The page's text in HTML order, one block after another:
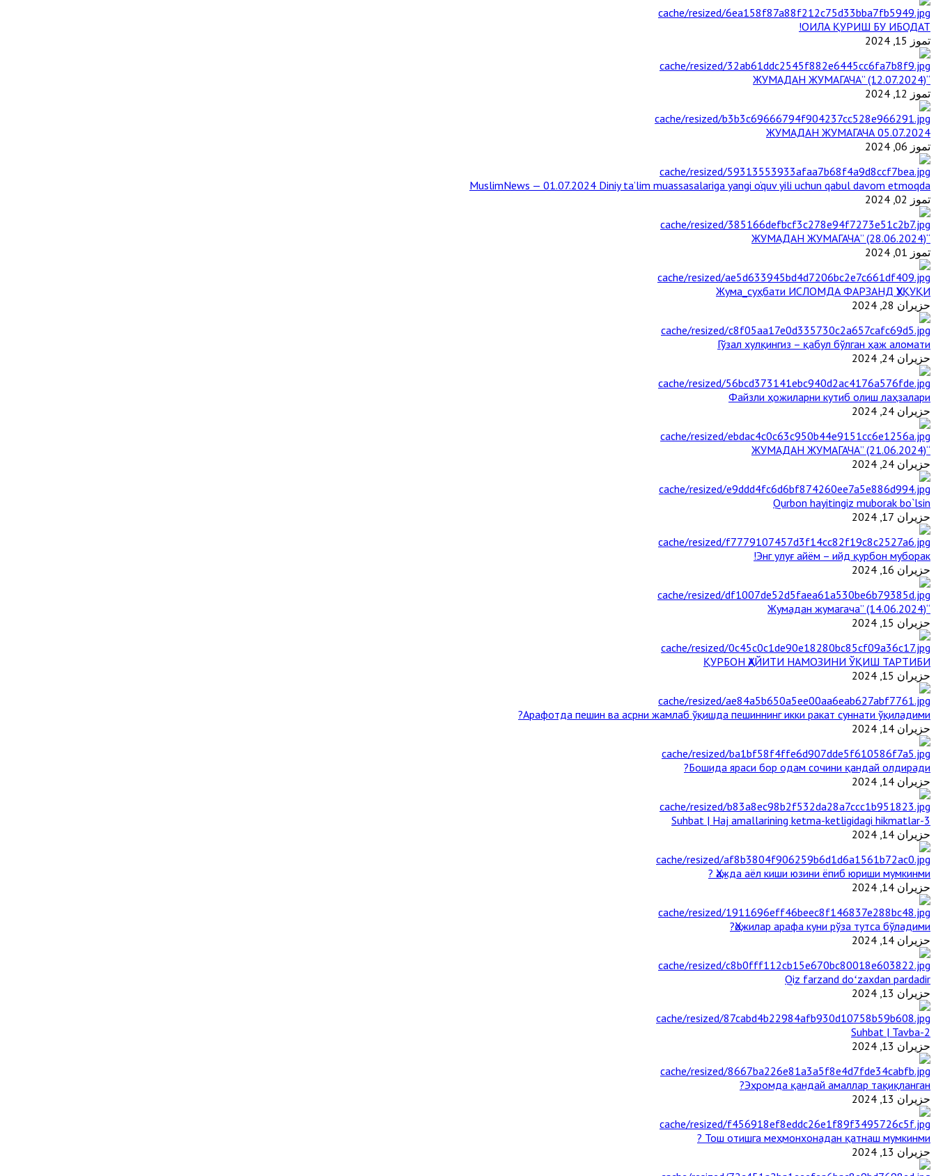
ОИЛА ҚУРИШ БУ ИБОДАТ!
تموز 15, 2024
“ЖУМАДАН ЖУМАГАЧА” (12.07.2024)
تموز 12, 2024
ЖУМАДАН ЖУМАГАЧА 05.07.2024
تموز 06, 2024
MuslimNews — 01.07.2024 Diniy ta’lim muassasalariga yangi o‘quv yili uchun qabul davom etmoqda
تموز 02, 2024
“ЖУМАДАН ЖУМАГАЧА” (28.06.2024)
تموز 01, 2024
Жума_суҳбати ИСЛОМДА ФАРЗАНД ҲУҚУҚИ
حزيران 28, 2024
Гўзал хулқингиз – қабул бўлган ҳаж аломати
حزيران 24, 2024
Файзли ҳожиларни кутиб олиш лаҳзалари
حزيران 24, 2024
“ЖУМАДАН ЖУМАГАЧА” (21.06.2024)
حزيران 24, 2024
Qurbon hayitingiz muborak bo`lsin
حزيران 17, 2024
Энг улуғ айём – ийд қурбон муборак!
حزيران 16, 2024
“Жумадан жумагача” (14.06.2024)
حزيران 15, 2024
ҚУРБОН ҲАЙИТИ НАМОЗИНИ ЎҚИШ ТАРТИБИ
حزيران 15, 2024
Арафотда пешин ва асрни жамлаб ўқишда пешиннинг икки ракат суннати ўқиладими?
حزيران 14, 2024
Бошида яраси бор одам сочини қандай олдиради?
حزيران 14, 2024
3-Suhbat | Haj amallarining ketma-ketligidagi hikmatlar
حزيران 14, 2024
Ҳажда аёл киши юзини ёпиб юриши мумкинми ?
حزيران 14, 2024
Ҳожилар арафа куни рўза тутса бўладими?
حزيران 14, 2024
Qiz farzand doʻzaxdan pardadir
حزيران 13, 2024
2-Suhbat | Tavba
حزيران 13, 2024
Эҳромда қандай амаллар тақиқланган?
حزيران 13, 2024
Тош отишга меҳмонхонадан қатнаш мумкинми ?
حزيران 13, 2024